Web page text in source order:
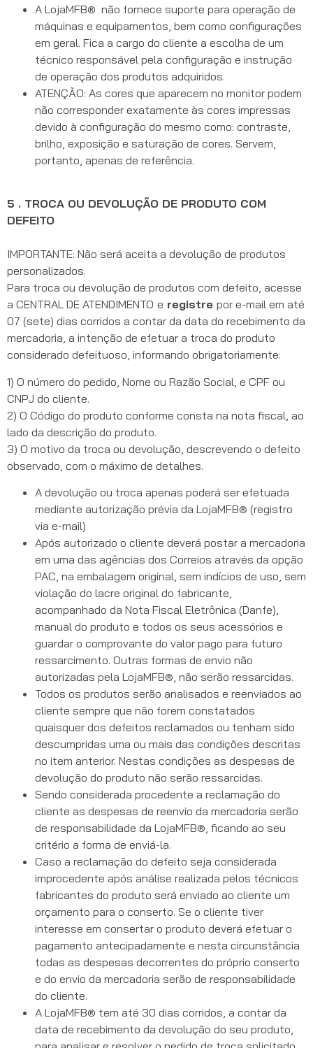
A LojaMFB® não fornece suporte para operação de
máquinas e equipamentos, bem como configurações
em geral. Fica a cargo do cliente a escolha de um
técnico responsável pela configuração e instrução
de operação dos produtos adquiridos.
ATENÇÃO: As cores que aparecem no monitor podem
não corresponder exatamente às cores impressas
devido à configuração do mesmo como: contraste,
brilho, exposição e saturação de cores. Servem,
portanto, apenas de referência.
5 . TROCA OU DEVOLUÇÃO DE PRODUTO COM
DEFEITO
IMPORTANTE: Não será aceita a devolução de produtos
personalizados.
Para troca ou devolução de produtos com defeito, acesse
a CENTRAL DE ATENDIMENTO e registre por e-mail em até
07 (sete) dias corridos a contar da data do recebimento da
mercadoria, a intenção de efetuar a troca do produto
considerado defeituoso, informando obrigatoriamente:
1) O número do pedido, Nome ou Razão Social, e CPF ou
CNPJ do cliente.
2) O Código do produto conforme consta na nota fiscal, ao
lado da descrição do produto.
3) O motivo da troca ou devolução, descrevendo o defeito
observado, com o máximo de detalhes.
A devolução ou troca apenas poderá ser efetuada
mediante autorização prévia da LojaMFB® (registro
via e-mail)
Após autorizado o cliente deverá postar a mercadoria
em uma das agências dos Correios através da opção
PAC, na embalagem original, sem indícios de uso, sem
violação do lacre original do fabricante,
acompanhado da Nota Fiscal Eletrônica (Danfe),
manual do produto e todos os seus acessórios e
guardar o comprovante do valor pago para futuro
ressarcimento. Outras formas de envio não
autorizadas pela LojaMFB®, não serão ressarcidas.
Todos os produtos serão analisados e reenviados ao
cliente sempre que não forem constatados
quaisquer dos defeitos reclamados ou tenham sido
descumpridas uma ou mais das condições descritas
no item anterior. Nestas condições as despesas de
devolução do produto não serão ressarcidas.
Sendo considerada procedente a reclamação do
cliente as despesas de reenvio da mercadoria serão
de responsabilidade da LojaMFB®, ficando ao seu
critério a forma de enviá-la.
Caso a reclamação do defeito seja considerada
improcedente após análise realizada pelos técnicos
fabricantes do produto será enviado ao cliente um
orçamento para o conserto. Se o cliente tiver
interesse em consertar o produto deverá efetuar o
pagamento antecipadamente e nesta circunstância
todas as despesas decorrentes do próprio conserto
e do envio da mercadoria serão de responsabilidade
do cliente.
A LojaMFB® tem até 30 dias corridos, a contar da
data de recebimento da devolução do seu produto,